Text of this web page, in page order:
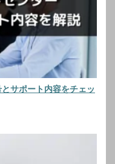
サポート内容をチェッ